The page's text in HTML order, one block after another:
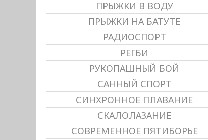
ПРЫЖКИ В ВОДУ
ПРЫЖКИ НА БАТУТЕ
РАДИОСПОРТ
РЕГБИ
РУКОПАШНЫЙ БОЙ
САННЫЙ СПОРТ
СИНХРОННОЕ ПЛАВАНИЕ
СКАЛОЛАЗАНИЕ
СОВРЕМЕННОЕ ПЯТИБОРЬЕ